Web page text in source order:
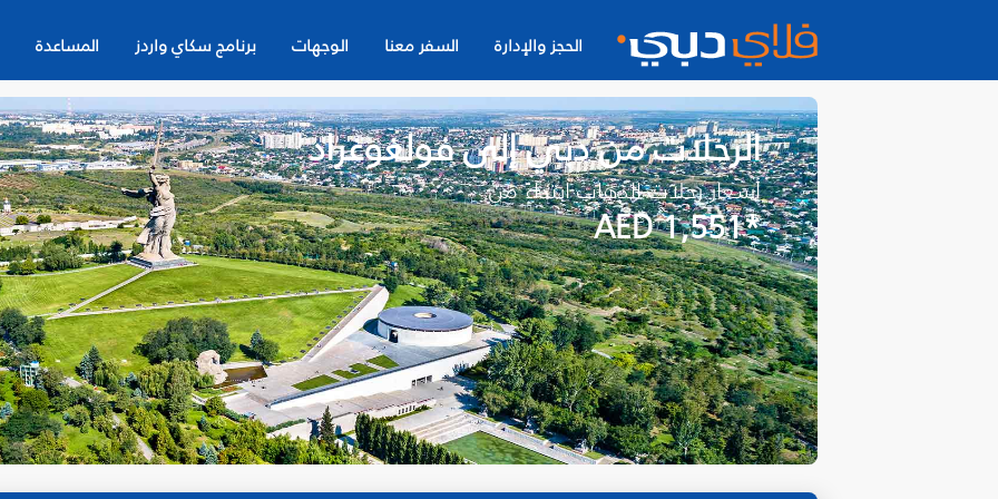
الحجز والإدارة السفر معنا الوجهات برنامج سكاي واردز المساعدة
الرحلات من دبي إلى فولغوغراد
أسعار رحلات الذهاب ابتداءً من
*AED 1,551